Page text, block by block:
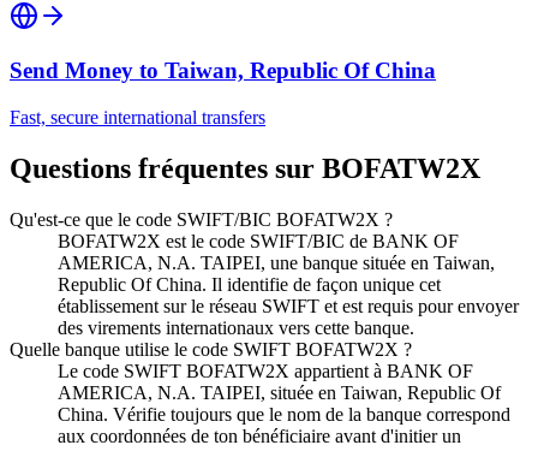
Send Money to Taiwan, Republic Of China
Fast, secure international transfers
Questions fréquentes sur BOFATW2X
Qu'est-ce que le code SWIFT/BIC BOFATW2X ?
BOFATW2X est le code SWIFT/BIC de BANK OF
AMERICA, N.A. TAIPEI, une banque située en Taiwan,
Republic Of China. Il identifie de façon unique cet
établissement sur le réseau SWIFT et est requis pour envoyer
des virements internationaux vers cette banque.
Quelle banque utilise le code SWIFT BOFATW2X ?
Le code SWIFT BOFATW2X appartient à BANK OF
AMERICA, N.A. TAIPEI, située en Taiwan, Republic Of
China. Vérifie toujours que le nom de la banque correspond
aux coordonnées de ton bénéficiaire avant d'initier un